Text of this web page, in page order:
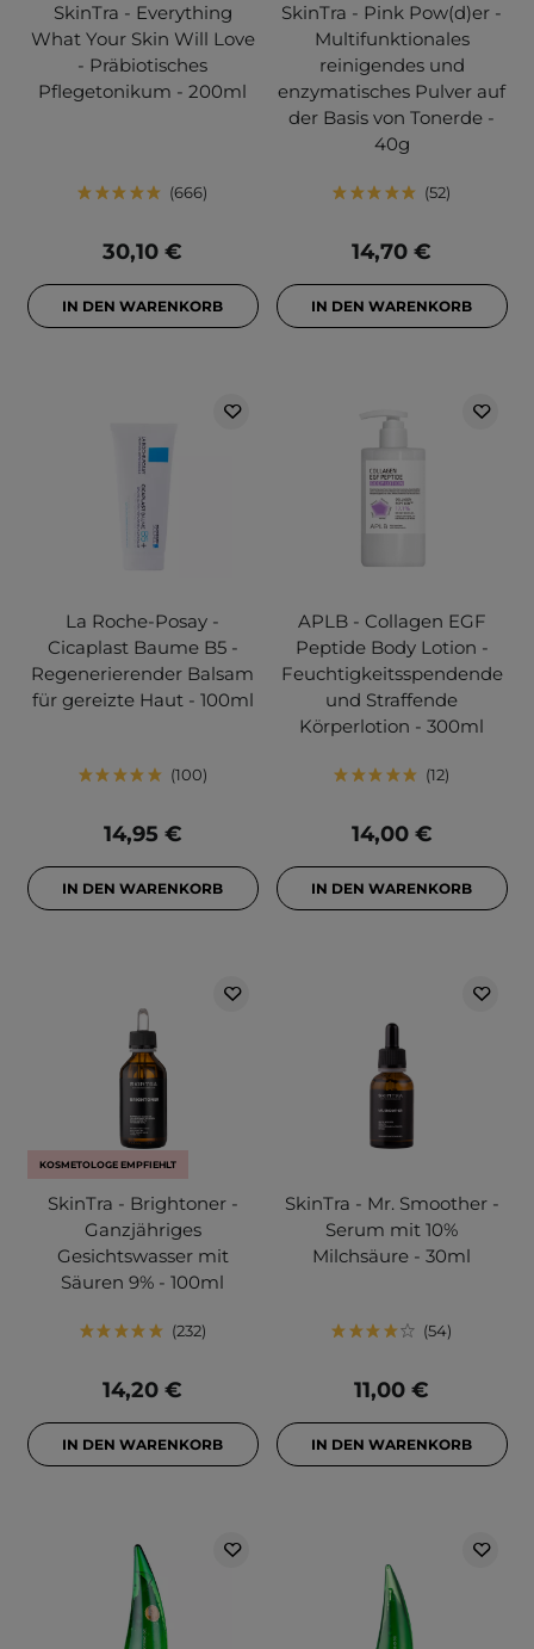
SkinTra - Everything
What Your Skin Will Love
- Präbiotisches
Pflegetonikum - 200ml
666
30,10 €
IN DEN WARENKORB
SkinTra - Pink Pow(d)er -
Multifunktionales
reinigendes und
enzymatisches Pulver auf
der Basis von Tonerde -
40g
52
14,70 €
IN DEN WARENKORB
La Roche-Posay -
Cicaplast Baume B5 -
Regenerierender Balsam
für gereizte Haut - 100ml
100
14,95 €
IN DEN WARENKORB
APLB - Collagen EGF
Peptide Body Lotion -
Feuchtigkeitsspendende
und Straffende
Körperlotion - 300ml
12
14,00 €
IN DEN WARENKORB
KOSMETOLOGE EMPFIEHLT
SkinTra - Brightoner -
Ganzjähriges
Gesichtswasser mit
Säuren 9% - 100ml
232
14,20 €
IN DEN WARENKORB
SkinTra - Mr. Smoother -
Serum mit 10%
Milchsäure - 30ml
54
11,00 €
IN DEN WARENKORB